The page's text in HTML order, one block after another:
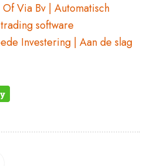
Via Bv | Automatisch
software
Investering | Aan de slag